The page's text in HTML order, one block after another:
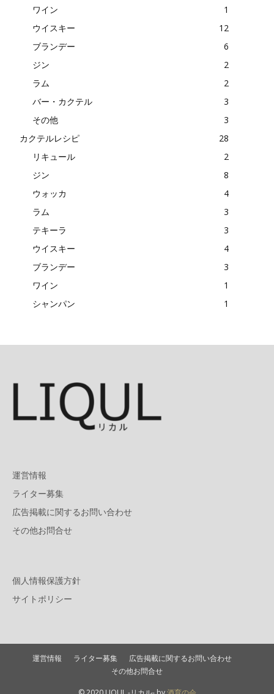
ワイン
1
ウイスキー
12
ブランデー
6
ジン
2
ラム
2
バー・カクテル
3
その他
3
カクテルレシピ
28
リキュール
2
ジン
8
ウォッカ
4
ラム
3
テキーラ
3
ウイスキー
4
ブランデー
3
ワイン
1
シャンパン
1
運営情報
ライター募集
広告掲載に関するお問い合わせ
その他お問合せ
個人情報保護方針
サイトポリシー
運営情報 ライター募集
広告掲載に関するお問い合わせ
その他お問合せ